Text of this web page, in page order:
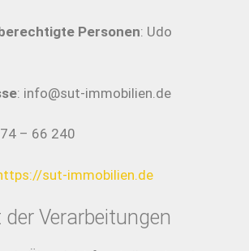
Personen: Udo
: info@sut-immobilien.de
– 66 240
sut-immobilien.de
Verarbeitungen